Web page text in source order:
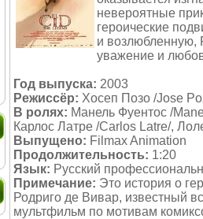
невероятные
героические
и возлюбленную,
уважение и
Год выпуска: 2003
Режиссёр: Хосеп Позо /Jose
В ролях: Манель Фуентос /
Карлос Латре /Carlos Latre/,
Выпущено: Filmax Animation
Продолжительность: 1:20
Язык: Русский
Примечание: Это история о
Родриго де Вивар, известный
мультфильм по мотивам